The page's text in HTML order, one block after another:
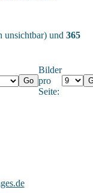
unsichtbar) und 365
Bilder
pro
Seite: